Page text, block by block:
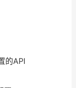
的API